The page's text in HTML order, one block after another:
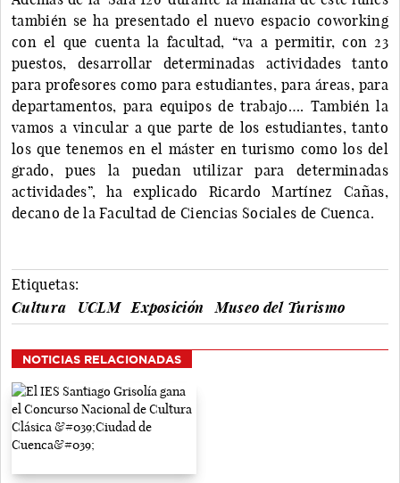
también se ha presentado el nuevo espacio coworking
con el que cuenta la facultad, “va a permitir, con 23
puestos, desarrollar determinadas actividades tanto
para profesores como para estudiantes, para áreas, para
departamentos, para equipos de trabajo…. También la
vamos a vincular a que parte de los estudiantes, tanto
los que tenemos en el máster en turismo como los del
grado, pues la puedan utilizar para determinadas
actividades”, ha explicado Ricardo Martínez Cañas,
decano de la Facultad de Ciencias Sociales de Cuenca.
Etiquetas:
Cultura
UCLM Exposición Museo del Turismo
NOTICIAS RELACIONADAS